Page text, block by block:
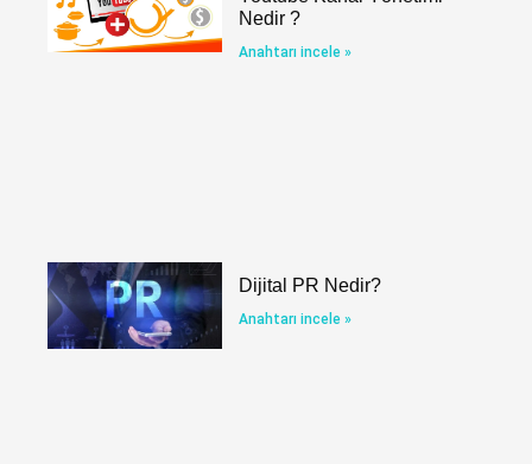
Nedir ?
Anahtarı incele »
Dijital PR Nedir?
Anahtarı incele »